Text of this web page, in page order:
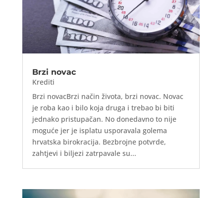
Brzi novac
Krediti
Brzi novacBrzi način života, brzi novac. Novac
je roba kao i bilo koja druga i trebao bi biti
jednako pristupačan. No donedavno to nije
moguće jer je isplatu usporavala golema
hrvatska birokracija. Bezbrojne potvrde,
zahtjevi i biljezi zatrpavale su...